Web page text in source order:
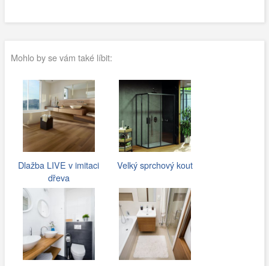
Mohlo by se vám také líbit:
Dlažba LIVE v imitaci
dřeva
Velký sprchový kout